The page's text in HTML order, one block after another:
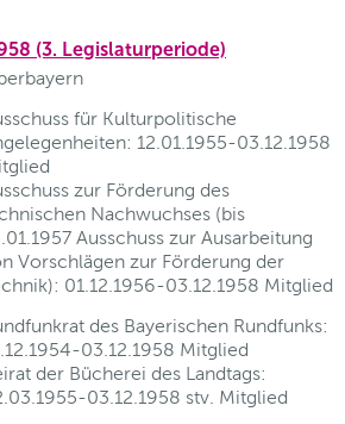
(3. Legislaturperiode)
für Kulturpolitische
12.01.1955-03.12.1958
zur Förderung des
Nachwuchses (bis
Ausschuss zur Ausarbeitung
Vorschlägen zur Förderung der
01.12.1956-03.12.1958 Mitglied
des Bayerischen Rundfunks:
03.12.1958 Mitglied
der Bücherei des Landtags:
03.12.1958 stv. Mitglied